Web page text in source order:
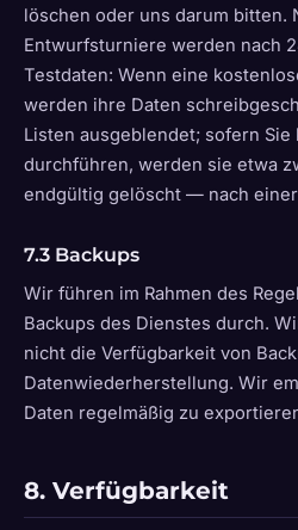
löschen oder uns darum bitten.
Entwurfsturniere werden nach
Testdaten: Wenn eine
werden ihre Daten
Listen ausgeblendet; sofern Sie
durchführen, werden sie etwa
endgültig gelöscht — nach
7.3 Backups
Wir führen im Rahmen des
Backups des Dienstes durch.
nicht die Verfügbarkeit von
Datenwiederherstellung. Wir
Daten regelmäßig zu
8. Verfügbarkeit